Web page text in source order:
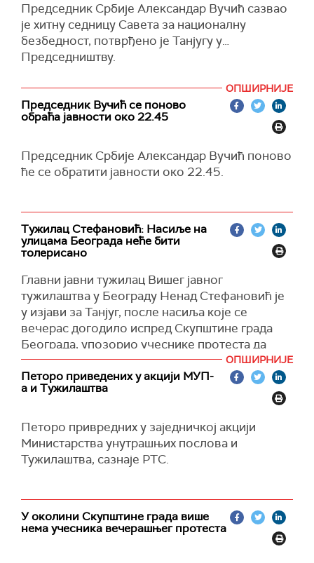
на, како је навео, најбољи начин и нису
дозволили да земљу сруше – једна група оних
који протестују и апсолутно није свесна шта
ради, и друга група која свесно руши државу.
"Ово нема везе са изборима, ово је рушење
државе. Не дозволимо да нам сруше земљу,
јер кад нам сруше земљу, онда ће нам бити
Председник Србије Александар Вучић сазвао
је хитну седницу Савета за националну
безбедност, потврђено је Танјугу у
Председништву.
ОПШИРНИЈЕ
Председник Вучић се поново
обраћа јавности око 22.45
Председник Србије Александар Вучић поново
ће се обратити јавности око 22.45.
Тужилац Стефановић: Насиље на
улицама Београда неће бити
толерисано
Главни јавни тужилац Вишег јавног
тужилаштва у Београду Ненад Стефановић је
у изјави за Танјуг, после насиља које се
вечерас догодило испред Скупштине града
Београда, упозорио учеснике протеста да
насиље на улицама главног града неће бити
толерисано.
"Сви који изврше кривично дело Позивање на
Насилнично понашање на спортској
манифестацији или јавном скупу биће
процесуирани у складу са законом", поручио
апеловао да учесници ротеста не прибегавају
насиљу, већ да своје захтеве остварују кроз
институције.
ОПШИРНИЈЕ
Петоро приведених у акцији МУП-
а и Тужилаштва
Петоро привредних у заједничкој акцији
Министарства унутрашњих послова и
Тужилаштва, сазнаје РТС.
У околини Скупштине града више
нема учесника вечерашњег протеста